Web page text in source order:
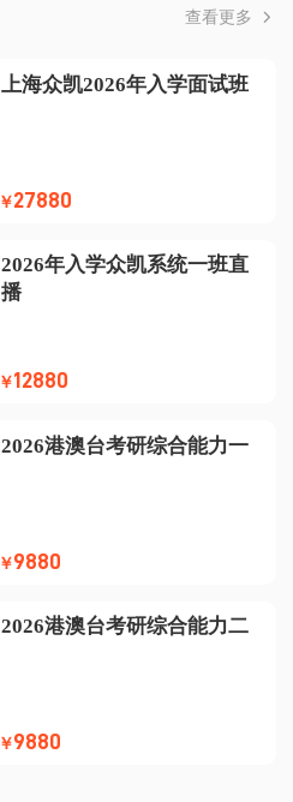
查看更多
上海众凯2026年入学面试班
￥27880
2026年入学众凯系统一班直
播
￥12880
2026港澳台考研综合能力一
￥9880
2026港澳台考研综合能力二
￥9880